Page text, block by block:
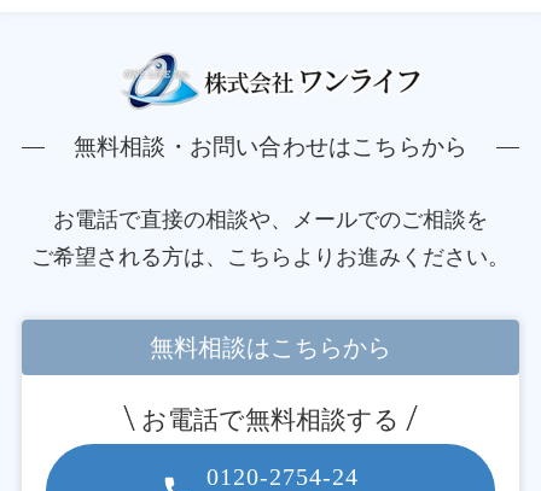
無料相談・お問い合わせはこちらから
お電話で直接の相談や、メールでのご相談を
ご希望される方は、こちらよりお進みください。
無料相談はこちらから
お電話で無料相談する
0120-2754-24